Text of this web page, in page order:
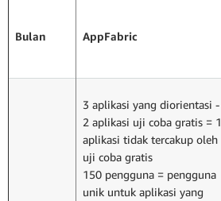
Bulan AppFabric
3 aplikasi yang diorientasi -
2 aplikasi uji coba gratis = 1
aplikasi tidak tercakup oleh
uji coba gratis
150 pengguna = pengguna
unik untuk aplikasi yang